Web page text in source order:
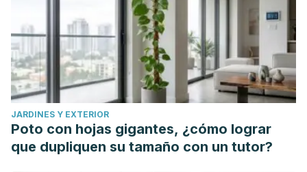
JARDINES Y EXTERIOR
Poto con hojas gigantes, ¿cómo lograr
que dupliquen su tamaño con un tutor?